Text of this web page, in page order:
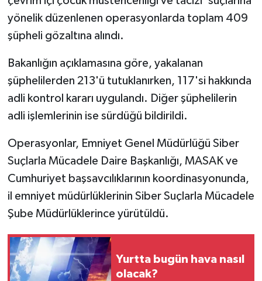
yönelik düzenlenen operasyonlarda toplam 409
şüpheli gözaltına alındı.
Bakanlığın açıklamasına göre, yakalanan
şüphelilerden 213'ü tutuklanırken, 117'si hakkında
adli kontrol kararı uygulandı. Diğer şüphelilerin
adli işlemlerinin ise sürdüğü bildirildi.
Operasyonlar, Emniyet Genel Müdürlüğü Siber
Suçlarla Mücadele Daire Başkanlığı, MASAK ve
Cumhuriyet başsavcılıklarının koordinasyonunda,
il emniyet müdürlüklerinin Siber Suçlarla Mücadele
Şube Müdürlüklerince yürütüldü.
Yurtta bugün hava nasıl
olacak?